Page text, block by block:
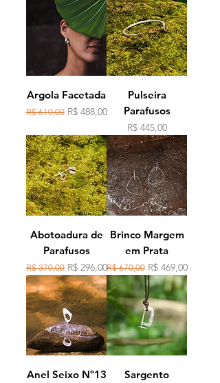
Argola Facetada
Preço normal
R$ 610,00 Preço promocional
R$ 488,00
Pulseira
Parafusos
Preço
R$ 445,00
Abotoadura de
Parafusos
Preço normal
R$ 370,00 Preço promocional
R$ 296,00
Brinco Margem
em Prata
Preço normal
R$ 670,00 Preço
R$ 469,00
Anel Seixo Nº13 Sargento